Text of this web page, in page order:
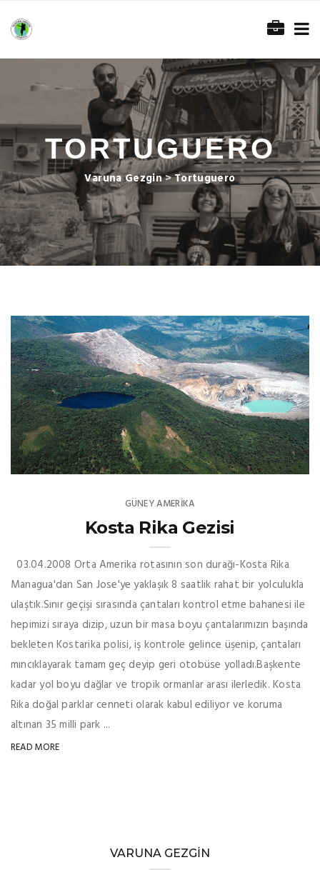
TORTUGUERO
Varuna Gezgin>Tortuguero
GÜNEY AMERIKA
Kosta Rika Gezisi
03.04.2008 Orta Amerika rotasının son durağı-Kosta Rika
Managua'dan San Jose'ye yaklaşık 8 saatlik rahat bir yolculukla
ulaştık.Sınır geçişi sırasında çantaları kontrol etme bahanesi ile
hepimizi sıraya dizip, uzun bir masa boyu çantalarımızın başında
bekleten Kostarika polisi, iş kontrole gelince üşenip, çantaları
mıncıklayarak tamam geç deyip geri otobüse yolladı.Başkente
kadar yol boyu dağlar ve tropik ormanlar arası ilerledik. Kosta
Rika doğal parklar cenneti olarak kabul ediliyor ve koruma
altınan 35 milli park ...
READ MORE
VARUNA GEZGIN